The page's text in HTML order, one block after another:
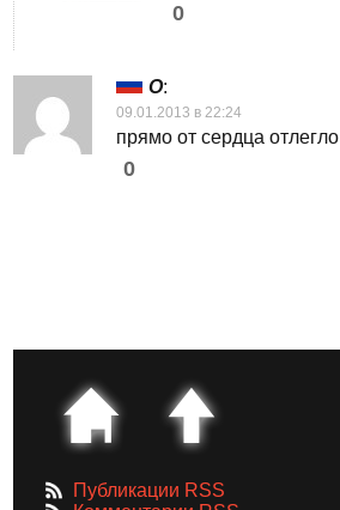
0
O:
09.01.2013 в 22:24
прямо от сердца отлегло
0
Публикации RSS